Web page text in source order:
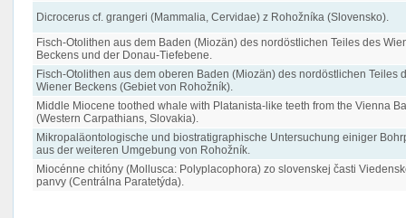
Dicrocerus cf. grangeri (Mammalia, Cervidae) z Rohožníka (Slovensko).
Fisch-Otolithen aus dem Baden (Miozän) des nordöstlichen Teiles des
Beckens und der Donau-Tiefebene.
Fisch-Otolithen aus dem oberen Baden (Miozän) des nordöstlichen Teiles
Wiener Beckens (Gebiet von Rohožník).
Middle Miocene toothed whale with Platanista-like teeth from the Vienna
(Western Carpathians, Slovakia).
Mikropaläontologische und biostratigraphische Untersuchung einiger
aus der weiteren Umgebung von Rohožník.
Miocénne chitóny (Mollusca: Polyplacophora) zo slovenskej časti
panvy (Centrálna Paratetýda).